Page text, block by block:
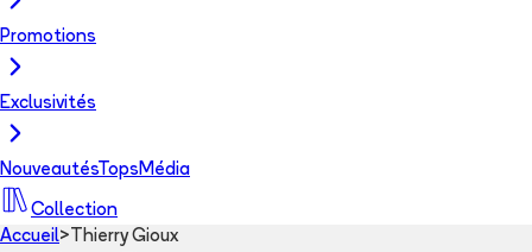
Promotions
Exclusivités
NouveautésTops Média
Collection
Accueil> Thierry Gioux